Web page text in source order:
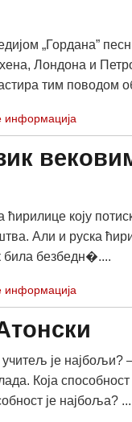
„Гордана”
Лондона и
тим поводом
информација
ћирилице коју
Али и руска
била безбедн�....
информација
учитељ је најбољи?
Која
је најбоља?